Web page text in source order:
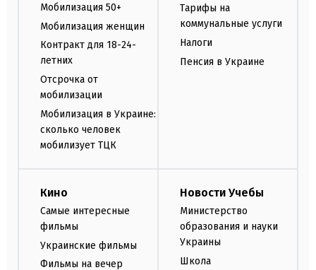
Мобилизация 50+
Мобилизация женщин
Контракт для 18-24-
летних
Отсрочка от
мобилизации
Мобилизация в Украине:
сколько человек
мобилизует ТЦК
Тарифы на
коммунальные услуги
Налоги
Пенсия в Украине
Кино
Самые интересные
фильмы
Украинские фильмы
Фильмы на вечер
Новости Учебы
Министерство
образования и науки
Украины
Школа